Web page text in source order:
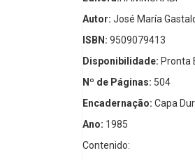
Autor: José María
ISBN: 9509079413
Disponibilidade: Pronta
Nº de Páginas: 504
Encadernação: Capa
Ano: 1985
Contenido: